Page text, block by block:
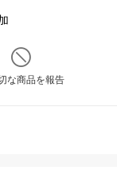
な商品を報告